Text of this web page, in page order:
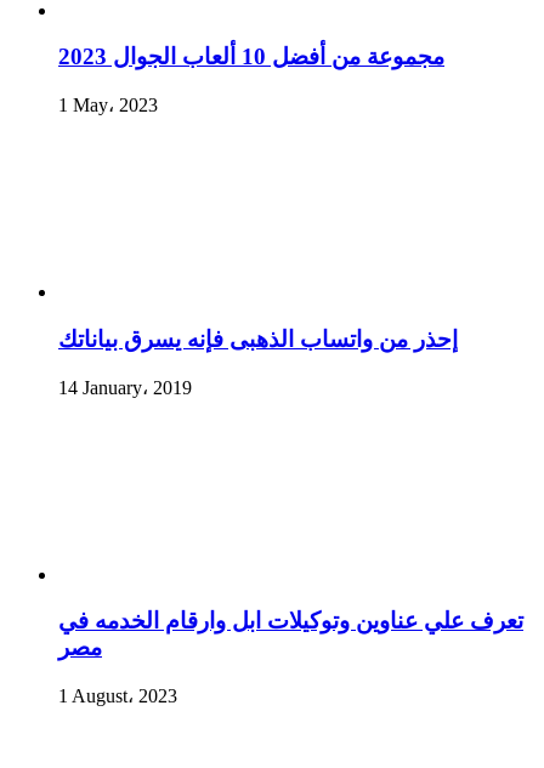
مجموعة من أفضل 10 ألعاب الجوال 2023
1 May، 2023
إحذر من واتساب الذهبى فإنه يسرق بياناتك
14 January، 2019
تعرف علي عناوين وتوكيلات ابل وارقام الخدمه في
مصر
1 August، 2023